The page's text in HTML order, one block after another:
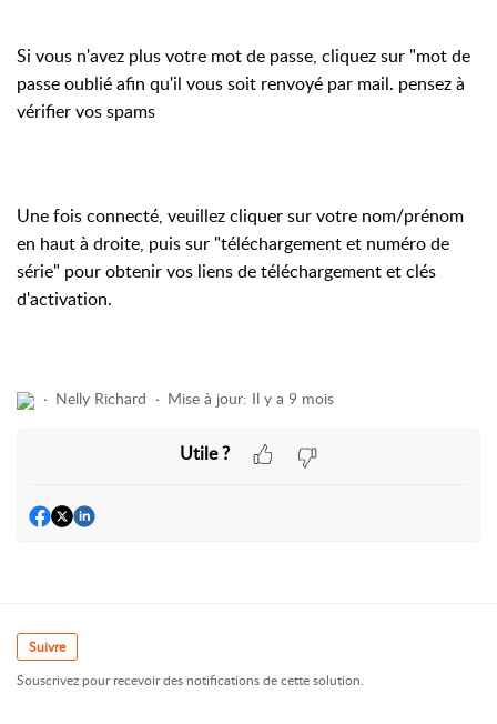
Si vous n'avez plus votre mot de passe, cliquez sur "mot de
passe oublié afin qu'il vous soit renvoyé par mail. pensez à
vérifier vos spams
Une fois connecté, veuillez cliquer sur votre nom/prénom
en haut à droite, puis sur "téléchargement et numéro de
série" pour obtenir vos liens de téléchargement et clés
d'activation.
Nelly Richard Mise à jour: Il y a 9 mois
Utile ?
Suivre
Souscrivez pour recevoir des notifications de cette solution.